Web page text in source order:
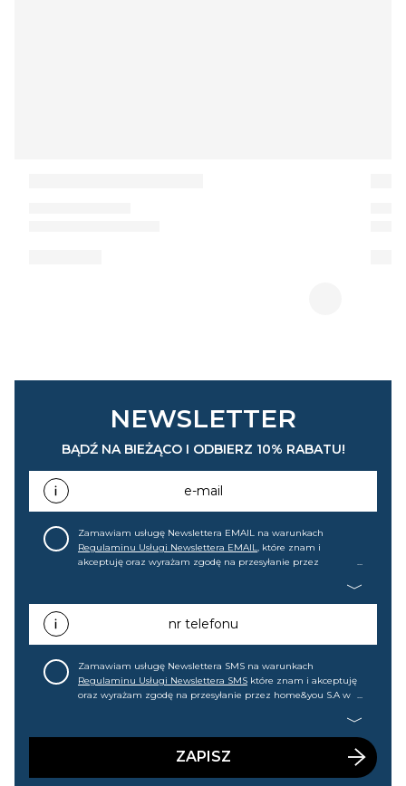
NEWSLETTER
BĄDŹ NA BIEŻĄCO I ODBIERZ 10% RABATU!
e-mail
Zamawiam usługę Newslettera EMAIL na warunkach
Regulaminu Usługi Newslettera EMAIL, które znam i
akceptuję oraz wyrażam zgodę na przesyłanie przez
promocjach, wyprzedażach). Wiem, że mogę tę zgodę w
każdej chwili cofnąć.nr telefonu
Zamawiam usługę Newslettera SMS na warunkach
Regulaminu Usługi Newslettera SMS które znam i akceptuję
oraz wyrażam zgodę na przesyłanie przez home&you S.A w
wyprzedażach). Wiem, że mogę tę zgodę w każdej chwili
ZAPISZ